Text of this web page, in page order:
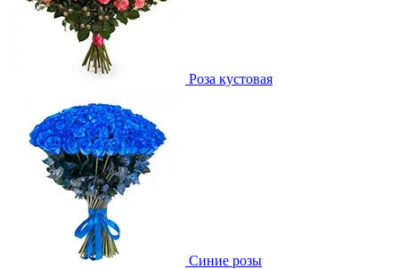
Роза кустовая
Синие розы